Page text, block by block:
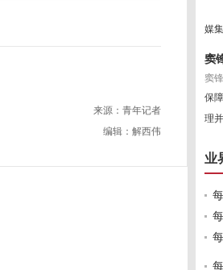
来源：青年记者
编辑：解西伟
媒
窦
窦
保
理
业